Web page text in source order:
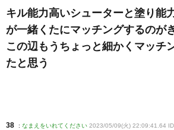
キル能力高いシューターと塗り能
が一緒くたにマッチングするのが
この辺もうちょっと細かくマッチ
たと思う
38 : なまえをいれてください 2023/05/09(火) 22:09:41.64